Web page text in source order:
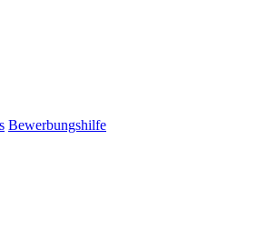
Bewerbungshilfe